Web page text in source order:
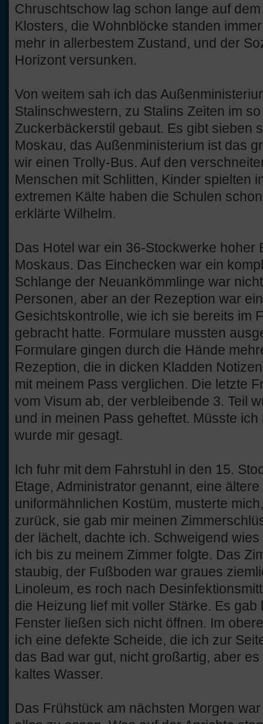
Chruschtschow lag schon lange auf
Klosters, die Wohnblöcke standen
mehr in allerbestem Zustand, und der
Horizont versunken.
Von weitem sah ich das
Stalinschwestern, zu Stalins Zeiten im
Zuckerbäckerstil gebaut. Es gibt sieben
Moskau, das Außenministerium ist das
wir einen Trolly-Bus. Auf den
Menschen mit Schlitten, Kinder spielten
extremen Kälte haben die Schulen
erklärte Wilhelm.
Das Hotel war ein 36-Stockwerke hoher
Moskaus. Das Einchecken war ein
Schlange der Neuankömmlinge war
Personen, aber an der Rezeption war
Gesichtskontrolle, wie ich sie bereits im
gebracht hatte. Formulare mussten
Formulare gingen durch die Hände
Rezeption, die in dicken Kladden
mit meinem Pass verglichen. Die letzte
vom Visum ab, der verbleibende 3. Teil
und in meinen Pass geheftet. Müsste
wurde mir gesagt.
Ich fuhr mit dem Fahrstuhl in den 15.
Etage, Administrator genannt, eine
uniformähnlichen Kostüm, musterte
zurück, sie gab mir meinen
der lächelt, dachte ich. Schweigend
ich bis zu meinem Zimmer folgte. Das
staubig, der Fußboden war graues
Linoleum, es roch nach
die Heizung lief mit voller Stärke. Es gab
Fenster ließen sich nicht öffnen. Im
ich eine defekte Scheide, die ich zur
das Bad war gut, nicht großartig, aber
kaltes Wasser.
Das Frühstück am nächsten Morgen